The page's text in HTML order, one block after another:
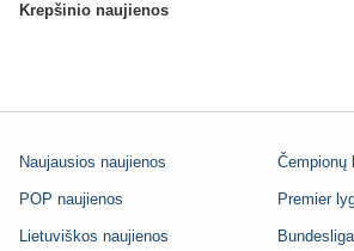
Krepšinio naujienos
Naujausios naujienos
POP naujienos
Lietuviškos naujienos
Čempionų
Premier
Bundesliga